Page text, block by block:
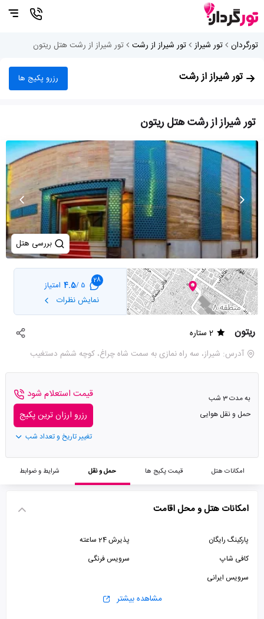
تورگردان تور شیراز تور شیراز از رشت تور شیراز از رشت هتل ریتون
تور شیراز از رشت رزرو پکیج ها
تور شیراز از رشت هتل ریتون
بررسی هتل
28
5 /
4.5 امتیاز
نمایش نظرات
ریتون
2 ستاره
آدرس: شیراز، سه راه نمازی به سمت شاه چراغ، کوچه ششم دستغیب
به مدت 3 شب
حمل و نقل هوایی
قیمت استعلام شود
رزرو ارزان ترین پکیج
تغییر تاریخ و تعداد شب
امکانات هتل قیمت پکیج ها حمل و نقل شرایط و ضوابط
امکانات هتل و محل اقامت
پارکینگ رایگان
پذیرش 24 ساعته
کافی شاپ
سرویس فرنگی
سرویس ایرانی
مشاهده بیشتر